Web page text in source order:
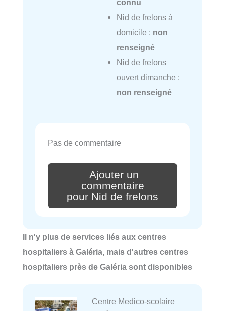
connu
Nid de frelons à
domicile : non
renseigné
Nid de frelons
ouvert dimanche :
non renseigné
Pas de commentaire
Ajouter un
commentaire
pour Nid de frelons
Il n'y plus de services liés aux centres
hospitaliers à Galéria, mais d'autres centres
hospitaliers près de Galéria sont disponibles
Centre Medico-scolaire